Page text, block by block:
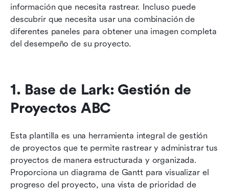
información que necesita rastrear. Incluso puede
descubrir que necesita usar una combinación de
diferentes paneles para obtener una imagen completa
del desempeño de su proyecto.
1. Base de Lark: Gestión de
Proyectos ABC
Esta plantilla es una herramienta integral de gestión
de proyectos que te permite rastrear y administrar tus
proyectos de manera estructurada y organizada.
Proporciona un diagrama de Gantt para visualizar el
progreso del proyecto, una vista de prioridad de